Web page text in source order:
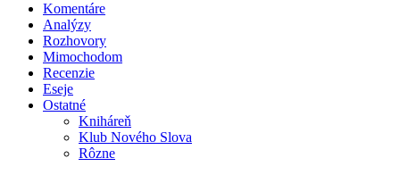
Komentáre
Analýzy
Rozhovory
Mimochodom
Recenzie
Eseje
Ostatné
Kniháreň
Klub Nového Slova
Rôzne